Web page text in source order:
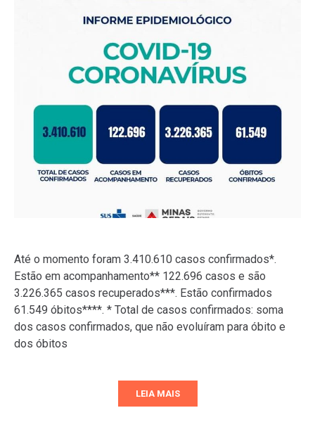
Até o momento foram 3.410.610 casos confirmados*.
Estão em acompanhamento** 122.696 casos e são
3.226.365 casos recuperados***. Estão confirmados
61.549 óbitos****. * Total de casos confirmados: soma
dos casos confirmados, que não evoluíram para óbito e
dos óbitos
LEIA MAIS